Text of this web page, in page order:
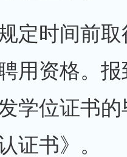
时间前取
用资格。
学位证书
证书》。